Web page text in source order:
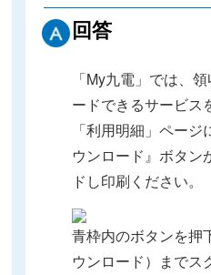
回答
「My九電」では、
ードできるサービス
「利用明細」ペー
ウンロード』ボタン
ドし印刷ください。
青枠内のボタンを押
ウンロード）までス